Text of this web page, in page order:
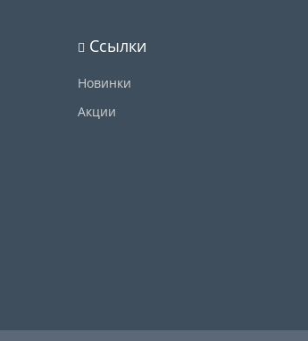
Ссылки
Новинки
Акции